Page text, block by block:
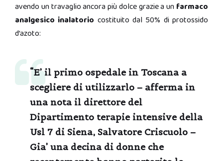
avendo un travaglio ancora più dolce grazie a un farmaco
analgesico inalatorio costituito dal 50% di protossido
d’azoto:
“E’ il primo ospedale in Toscana a
scegliere di utilizzarlo – afferma in
una nota il direttore del
Dipartimento terapie intensive della
Usl 7 di Siena, Salvatore Criscuolo –
Gia’ una decina di donne che